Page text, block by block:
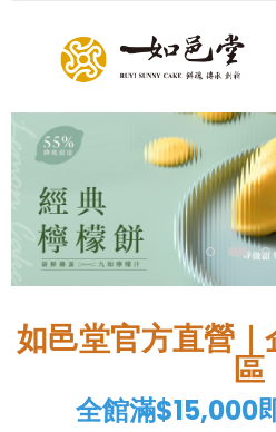
如邑堂官方直營｜
區
全館滿$15,000